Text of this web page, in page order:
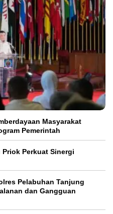
Masyarakat
Pemerintah
Perkuat Sinergi
Pelabuhan Tanjung
dan Gangguan